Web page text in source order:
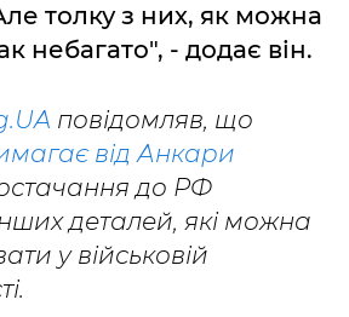
толку з них, як можна
небагато", - додає він.
повідомляв, що
від Анкари
до РФ
деталей, які можна
у військовій